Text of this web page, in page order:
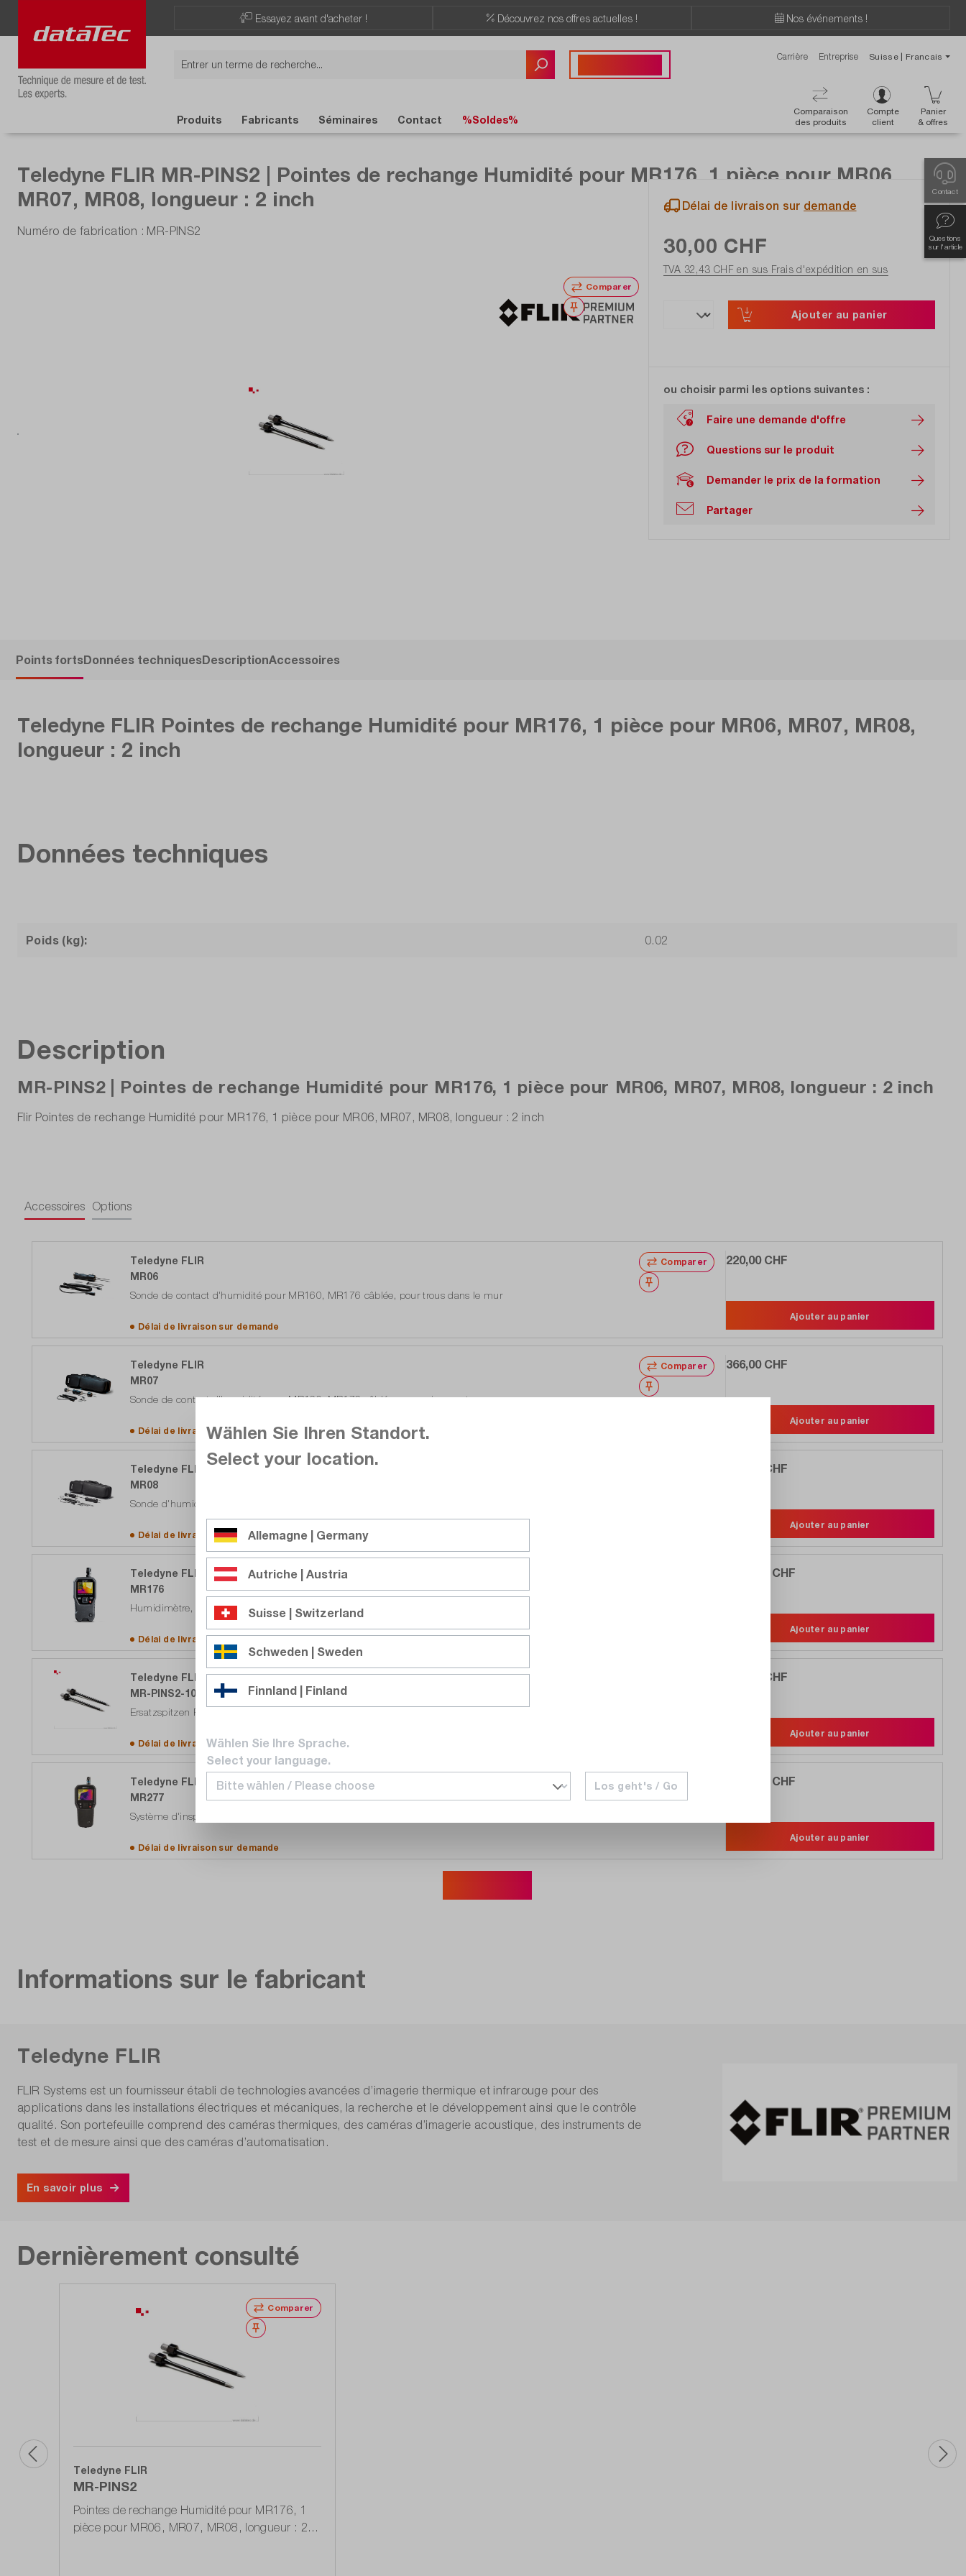
Essayez avant d'acheter ! Découvrez nos offres actuelles ! Nos événements !
Carrière Entreprise Suisse | Francais
Comparaison
des produits
Compte
client
Panier
& offres
Produits Fabricants Séminaires Contact %Soldes%
Contact
Questions
sur l'article
Teledyne FLIR MR-PINS2 | Pointes de rechange Humidité pour MR176, 1 pièce pour MR06,
MR07, MR08, longueur : 2 inch
Numéro de fabrication : MR-PINS2
Comparer
Noter
Délai de livraison sur demande
30,00 CHF
TVA 32,43 CHF en sus Frais d'expédition en sus
Ajouter au panier
ou choisir parmi les options suivantes :
Faire une demande d'offre
Questions sur le produit
Demander le prix de la formation
Partager
Points fortsDonnées techniquesDescriptionAccessoires
Teledyne FLIR Pointes de rechange Humidité pour MR176, 1 pièce pour MR06, MR07, MR08,
longueur : 2 inch
Données techniques
Poids (kg): 0.02
Description
MR-PINS2 | Pointes de rechange Humidité pour MR176, 1 pièce pour MR06, MR07, MR08, longueur : 2 inch
Flir Pointes de rechange Humidité pour MR176, 1 pièce pour MR06, MR07, MR08, longueur : 2 inch
Accessoires Options
Comparer
Noter
Teledyne FLIR
MR06
Sonde de contact d'humidité pour MR160, MR176 câblée, pour trous dans le mur
Délai de livraison sur demande
220,00 CHF
Ajouter au panier
Comparer
Noter
Teledyne FLIR
MR07
Sonde de contact d'humidité pour MR160, MR176 câblée, en version marteau
Délai de livraison surdemande
366,00 CHF
Ajouter au panier
Teledyne FLIR
MR08
Sonde d'humidité à contact Set pour MR160, MR176 filaire, version marteau et pour trous
Délai de livraison surdemande
517,00 CHF
Ajouter au panier
Teledyne FLIR
MR176
Humidimètre, détecteur d'image thermique intégré 80 x 60 px
Délai de livraison surdemande
1 222,00 CHF
Ajouter au panier
Teledyne FLIR
MR-PINS2-10
Ersatzspitzen Feuchte für MR176, 10 Stück für MR06, MR07, MR08, Länge: 2 inch
Délai de livraison surdemande
249,00 CHF
Ajouter au panier
Comparer
Noter
Teledyne FLIR
MR277
Système d'inspection des bâtiments, avec psychromètre d'humidité & caméra IR MSX
Délai de livraison sur demande
1 504,00 CHF
Ajouter au panier
Informations sur le fabricant
Teledyne FLIR
FLIR Systems est un fournisseur établi de technologies avancées d’imagerie thermique et infrarouge pour des
applications dans les installations électriques et mécaniques, la recherche et le développement ainsi que le contrôle
qualité. Son portefeuille comprend des caméras thermiques, des caméras d’imagerie acoustique, des instruments de
test et de mesure ainsi que des caméras d’automatisation.
En savoir plus
Dernièrement consulté
Comparer
Noter
Teledyne FLIR
MR-PINS2
Pointes de rechange Humidité pour MR176, 1
pièce pour MR06, MR07, MR08, longueur : 2
Wählen Sie Ihren Standort.
Select your location.
Allemagne | Germany
Autriche | Austria
Suisse | Switzerland
Schweden | Sweden
Finnland | Finland
Wählen Sie Ihre Sprache.
Select your language.
Los geht's / Go